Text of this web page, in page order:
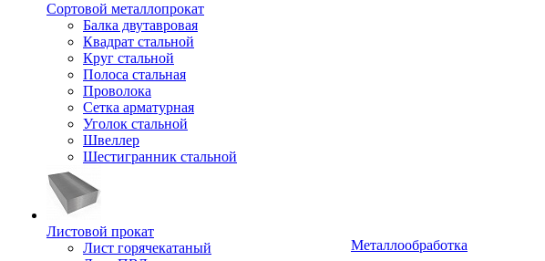
Сортовой металлопрокат
Балка двутавровая
Квадрат стальной
Круг стальной
Полоса стальная
Проволока
Сетка арматурная
Уголок стальной
Швеллер
Шестигранник стальной
Листовой прокат
Лист горячекатаный
Металлообработка